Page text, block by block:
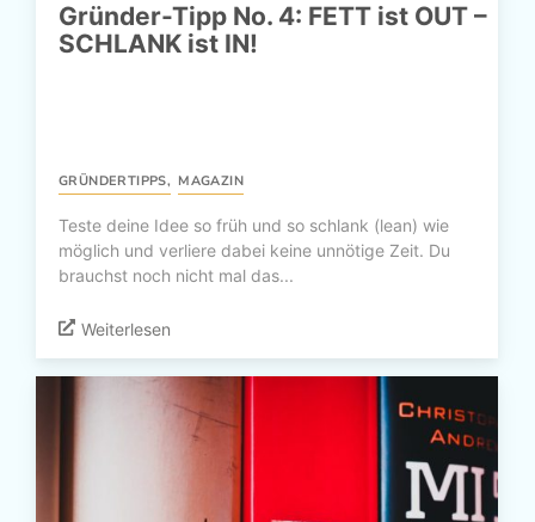
Gründer-Tipp No. 4: FETT ist OUT –
SCHLANK ist IN!
GRÜNDERTIPPS, MAGAZIN
Teste deine Idee so früh und so schlank (lean) wie
möglich und verliere dabei keine unnötige Zeit. Du
brauchst noch nicht mal das...
Weiterlesen